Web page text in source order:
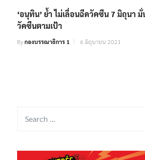
‘อนุทิน’ ย้ำ ไม่เลื่อนฉีดวัคซีน 7 มิถุนา มั่
วัคซีนตามเป้า
Byกองบรรณาธิการ 1 6 มิถุนายน 2021